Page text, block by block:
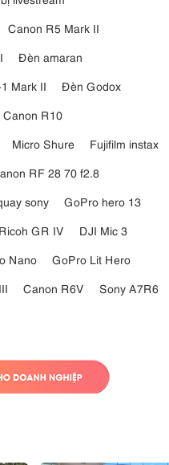
Canon R5 Mark II
Đèn amaran
Mark II
Đèn Godox
Canon R10
Micro Shure
Fujifilm instax
RF 28 70 f2.8
sony
GoPro hero 13
Ricoh GR IV
DJI Mic 3
Nano
GoPro Lit Hero
Canon R6V
Sony A7R6